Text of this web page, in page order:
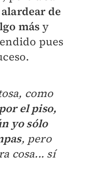
de
más y
pues
como
el piso,
yo sólo
, pero
cosa... sí